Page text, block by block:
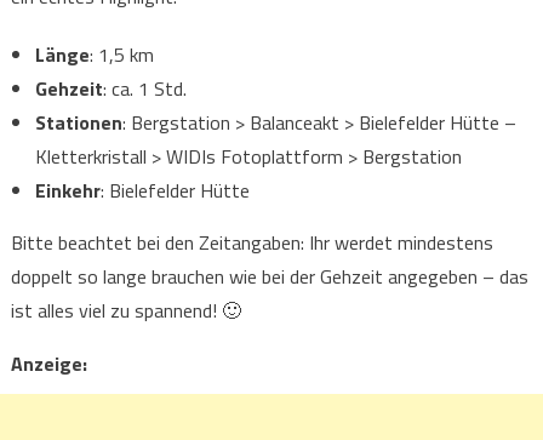
Länge: 1,5 km
Gehzeit: ca. 1 Std.
Stationen: Bergstation > Balanceakt > Bielefelder Hütte –
Kletterkristall > WIDIs Fotoplattform > Bergstation
Einkehr: Bielefelder Hütte
Bitte beachtet bei den Zeitangaben: Ihr werdet mindestens
doppelt so lange brauchen wie bei der Gehzeit angegeben – das
ist alles viel zu spannend! 🙂
Anzeige: